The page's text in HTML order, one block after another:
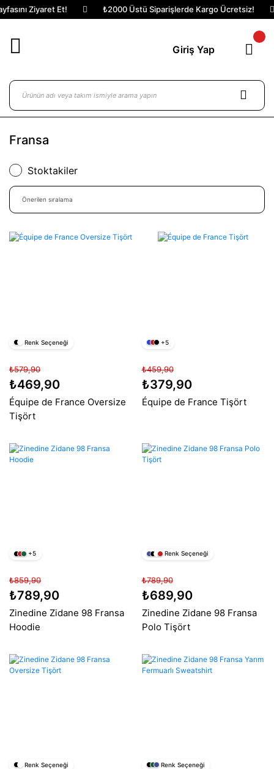
Ziyaret Et! ₺2000 Üstü Siparişlerde Kargo Ücretsiz!
Giriş Yap
Fransa
Stoktakiler
Renk Seçeneği
₺579,90
₺469,90
Équipe de France Oversize
Tişört
+5
₺459,90
₺379,90
Équipe de France Tişört
+5
₺859,90
₺789,90
Zinedine Zidane 98 Fransa
Hoodie
Renk Seçeneği
₺789,90
₺689,90
Zinedine Zidane 98 Fransa
Polo Tişört
Renk Seçeneği Renk Seçeneği